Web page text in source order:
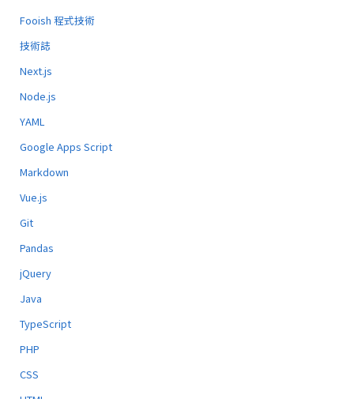
Fooish 程式技術
技術誌
Next.js
Node.js
YAML
Google Apps Script
Markdown
Vue.js
Git
Pandas
jQuery
Java
TypeScript
PHP
CSS